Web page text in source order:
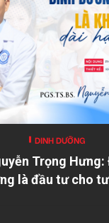
DINH DƯỠNG
Trọng